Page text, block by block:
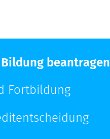
beantragen
Fortbildung